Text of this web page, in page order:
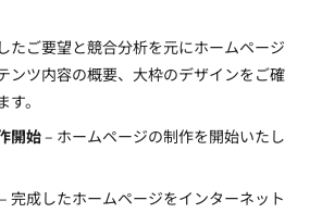
たご要望と競合分析を元にホームページ
ンツ内容の概要、大枠のデザインをご確
。
開始– ホームページの制作を開始いたし
– 完成したホームページをインターネット